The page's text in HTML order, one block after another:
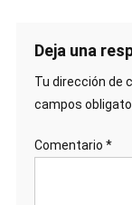
Deja una
Tu dirección de
campos
Comentario *